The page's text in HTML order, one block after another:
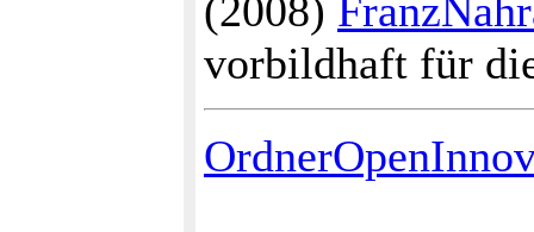
(2008)
vorbildhaft für